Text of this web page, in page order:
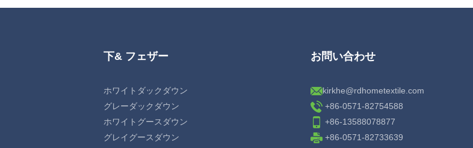
下& フェザー
ホワイトダックダウン
グレーダックダウン
ホワイトグースダウン
グレイグースダウン
お問い合わせ
kirkhe@rdhometextile.com
+86-0571-82754588
+86-13588078877
+86-0571-82733639